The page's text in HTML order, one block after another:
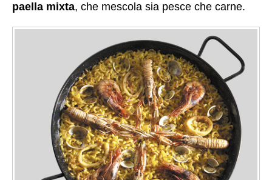
paella mixta, che mescola sia pesce che carne.